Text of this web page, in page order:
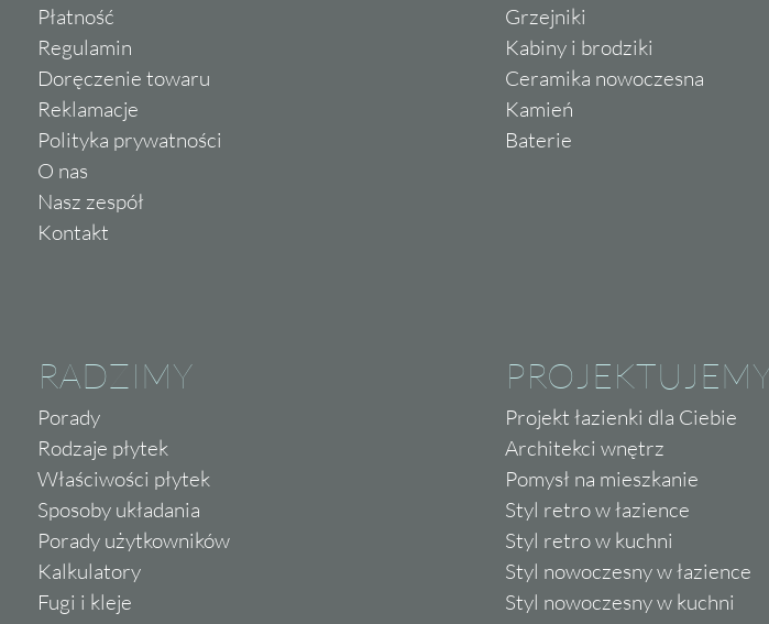
Płatność
Regulamin
Doręczenie towaru
Reklamacje
Polityka prywatności
O nas
Nasz zespół
Kontakt
Grzejniki
Kabiny i brodziki
Ceramika nowoczesna
Kamień
Baterie
RADZIMY
Porady
Rodzaje płytek
Właściwości płytek
Sposoby układania
Porady użytkowników
Kalkulatory
Fugi i kleje
Projekt łazienki dla Ciebie
Architekci wnętrz
Pomysł na mieszkanie
Styl retro w łazience
Styl retro w kuchni
Styl nowoczesny w łazience
Styl nowoczesny w kuchni